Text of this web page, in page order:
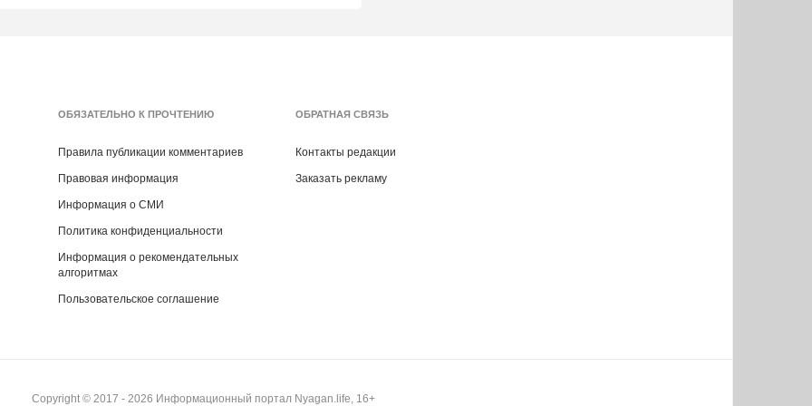
ОБЯЗАТЕЛЬНО К ПРОЧТЕНИЮ
Правила публикации комментариев
Правовая информация
Информация о СМИ
Политика конфиденциальности
Информация о рекомендательных
алгоритмах
Пользовательское соглашение
ОБРАТНАЯ СВЯЗЬ
Контакты редакции
Заказать рекламу
Copyright © 2017 - 2026 Информационный портал Nyagan.life, 16+